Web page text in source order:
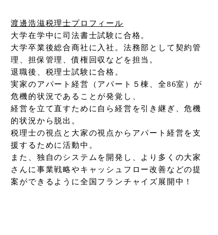
渡邊浩滋税理士プロフィール
大学在学中に司法書士試験に合格。
大学卒業後総合商社に入社。法務部として契約管
理、担保管理、債権回収などを担当。
退職後、税理士試験に合格。
実家のアパート経営（アパート５棟、全86室）が
危機的状況であることが発覚し、
経営を立て直すために自ら経営を引き継ぎ、危機
的状況から脱出。
税理士の視点と大家の視点からアパート経営を支
援するために活動中。
また、独自のシステムを開発し、より多くの大家
さんに事業戦略やキャッシュフロー改善などの提
案ができるように全国フランチャイズ展開中！